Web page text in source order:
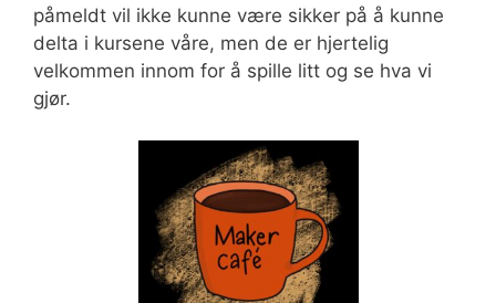
påmeldt vil ikke kunne være sikker på å kunne
delta i kursene våre, men de er hjertelig
velkommen innom for å spille litt og se hva vi
gjør.